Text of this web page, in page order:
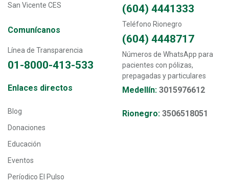
San Vicente CES
Comunícanos
Línea de Transparencia
01-8000-413-533
(604) 4441333
Teléfono Rionegro
(604) 4448717
Números de WhatsApp para
pacientes con pólizas,
prepagadas y particulares
Medellín: 3015976612
Rionegro: 3506518051
Transversal - Menú enlaces directos footer
Enlaces directos
Blog
Donaciones
Educación
Eventos
Períodico El Pulso